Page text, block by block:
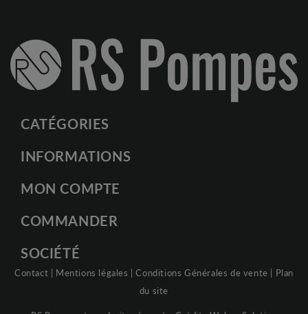
CATÉGORIES
INFORMATIONS
MON COMPTE
COMMANDER
SOCIÉTÉ
Contact | Mentions légales |Conditions Générales de vente | Plan
du site